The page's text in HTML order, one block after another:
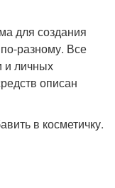
для создания
разному. Все
и личных
описан
в косметичку.